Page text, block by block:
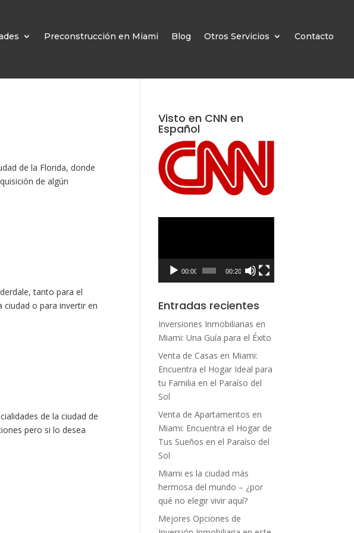
Preconstrucción en Miami Blog Otros Servicios Contacto
de la Florida, donde
de algún
tanto para el
ciudad o para invertir en
de la ciudad de
pero si lo desea
Visto en CNN en
Español
00:00 00:20
Entradas recientes
Inversiones Inmobiliarias en
Miami: Una Guía para el Éxito
Venta de Casas en Miami:
Encuentra el Hogar Ideal para
tu Familia en el Paraíso del
Sol
Venta de Apartamentos en
Miami: Encuentra el Hogar de
Tus Sueños en el Paraíso del
Sol
Miami es la ciudad más
hermosa del mundo – ¿por
qué no elegir vivir aquí?
Mejores Opciones de